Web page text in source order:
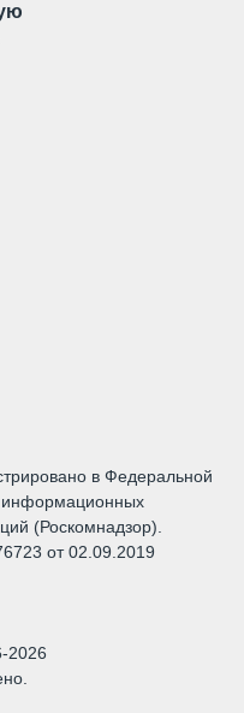
в Федеральной
информационных
(Роскомнадзор).
от 02.09.2019
2026